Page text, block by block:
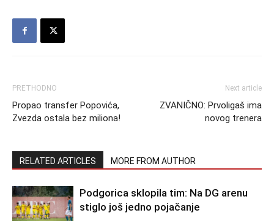
PRETHODNO
Propao transfer Popovića,
Zvezda ostala bez miliona!
Next article
ZVANIČNO: Prvoligaš ima
novog trenera
RELATED ARTICLES MORE FROM AUTHOR
Podgorica sklopila tim: Na DG arenu
stiglo još jedno pojačanje